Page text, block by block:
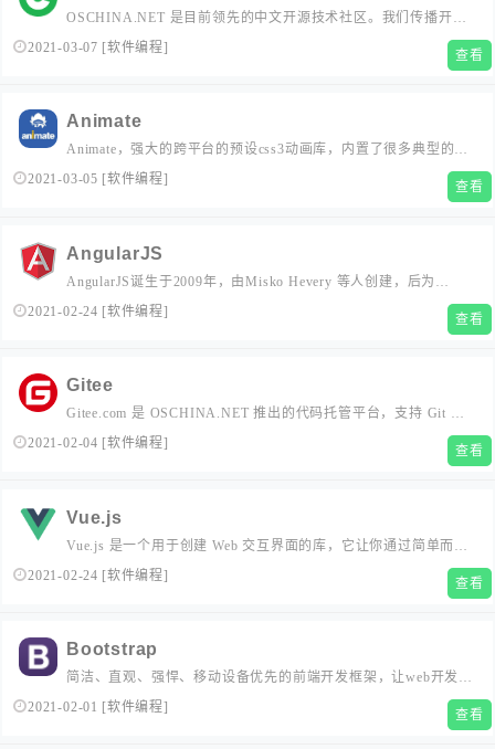
OSCHINA.NET 是目前领先的中文开源技术社区。我们传播开源
的理念，推广开源项目，为 IT 开发者提供了一个发现、使用、并
2021-03-07 [软件编程] 查看
Animate
Animate，强大的跨平台的预设css3动画库，内置了很多典型的
css3动画，兼容性好使用方便。...
2021-03-05 [软件编程] 查看
AngularJS
AngularJS诞生于2009年，由Misko Hevery 等人创建，后为
Google所收购。是一款优秀的前端JS框架，已经被用于Google的
2021-02-24 [软件编程] 查看
Gitee
Gitee.com 是 OSCHINA.NET 推出的代码托管平台，支持 Git 和
SVN，提供免费的私有仓库托管。目前已有超过 600 万的开发者
2021-02-04 [软件编程] 查看
Vue.js
Vue.js 是一个用于创建 Web 交互界面的库，它让你通过简单而灵
活的 API 创建由数据驱动的 UI 组件。...
2021-02-24 [软件编程] 查看
Bootstrap
简洁、直观、强悍、移动设备优先的前端开发框架，让web开发更
迅速、简单。...
2021-02-01 [软件编程] 查看